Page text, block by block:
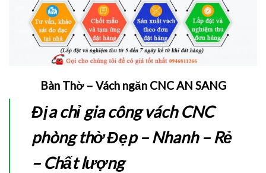
Bàn Thờ – Vách ngăn CNC AN SANG
Địa chỉ gia công vách CNC
phòng thờ Đẹp – Nhanh – Rẻ
– Chất lượng